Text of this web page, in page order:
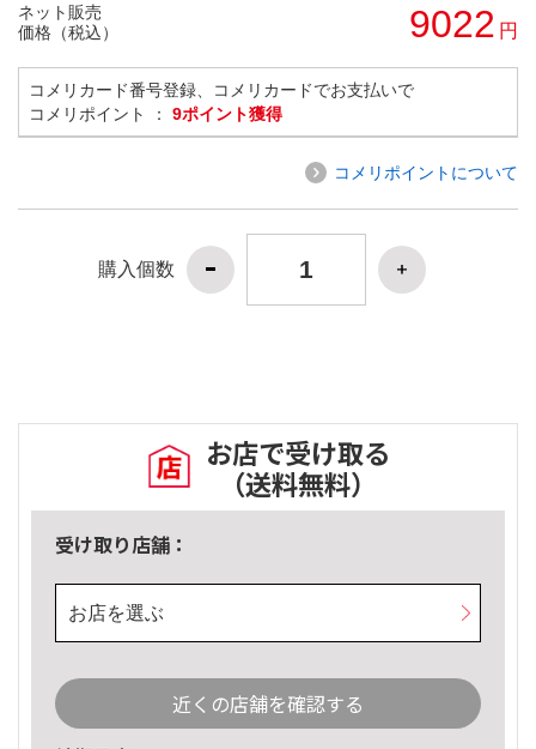
ネット販売
価格（税込）
9022 円
コメリカード番号登録、コメリカードでお支払いで
コメリポイント ： 9ポイント獲得
コメリポイントについて
購入個数
お店で受け取る
（送料無料）
受け取り店舗：
お店を選ぶ
近くの店舗を確認する